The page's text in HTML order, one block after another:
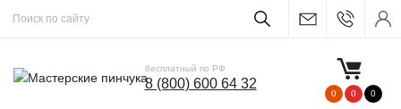
бесплатный по РФ
8 (800) 600 64 32
0 0 0